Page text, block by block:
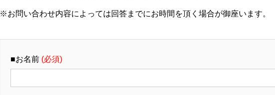
※お問い合わせ内容によっては回答までにお時間を頂く場合が御座います。
■お名前 (必須)